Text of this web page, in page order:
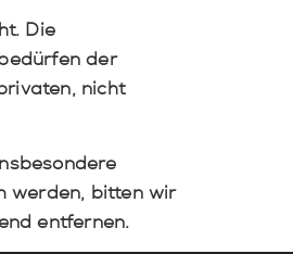
Die
der
nicht
werden, bitten wir
entfernen.